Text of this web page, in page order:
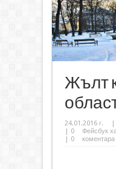
Жълт
24.01.2016 г.
0
Фейсбук
0 коментара